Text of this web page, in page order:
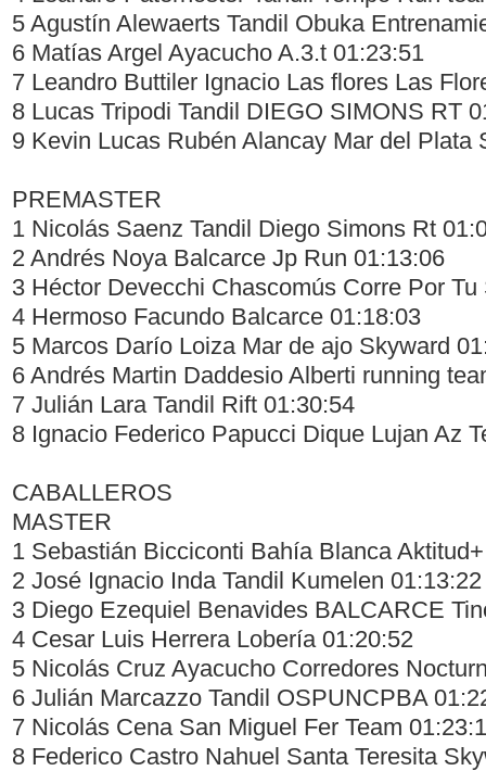
5 Agustín Alewaerts Tandil Obuka
6 Matías Argel Ayacucho A.3.t 01:23:51
7 Leandro Buttiler Ignacio Las flores Las
8 Lucas Tripodi Tandil DIEGO SIMONS RT
9 Kevin Lucas Rubén Alancay Mar del Plata
PREMASTER
1 Nicolás Saenz Tandil Diego Simons Rt
2 Andrés Noya Balcarce Jp Run 01:13:06
3 Héctor Devecchi Chascomús Corre Por
4 Hermoso Facundo Balcarce 01:18:03
5 Marcos Darío Loiza Mar de ajo Skyward
6 Andrés Martin Daddesio Alberti running
7 Julián Lara Tandil Rift 01:30:54
8 Ignacio Federico Papucci Dique Lujan Az
CABALLEROS
MASTER
1 Sebastián Bicciconti Bahía Blanca
2 José Ignacio Inda Tandil Kumelen 01:13:22
3 Diego Ezequiel Benavides BALCARCE
4 Cesar Luis Herrera Lobería 01:20:52
5 Nicolás Cruz Ayacucho Corredores
6 Julián Marcazzo Tandil OSPUNCPBA
7 Nicolás Cena San Miguel Fer Team
8 Federico Castro Nahuel Santa Teresita